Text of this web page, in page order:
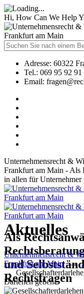
Hi, How Can We Help
Adresse: 60322
Tel.: 069 95 92 91
Email:
Unternehmensrecht &
Frankfurt am Main - Als
in allen für Unternehmer
Als
und
Rechtsfragen
Aktuelles
Unternehmensrecht &
Frankfurt am Main →
→
Darlehen geben